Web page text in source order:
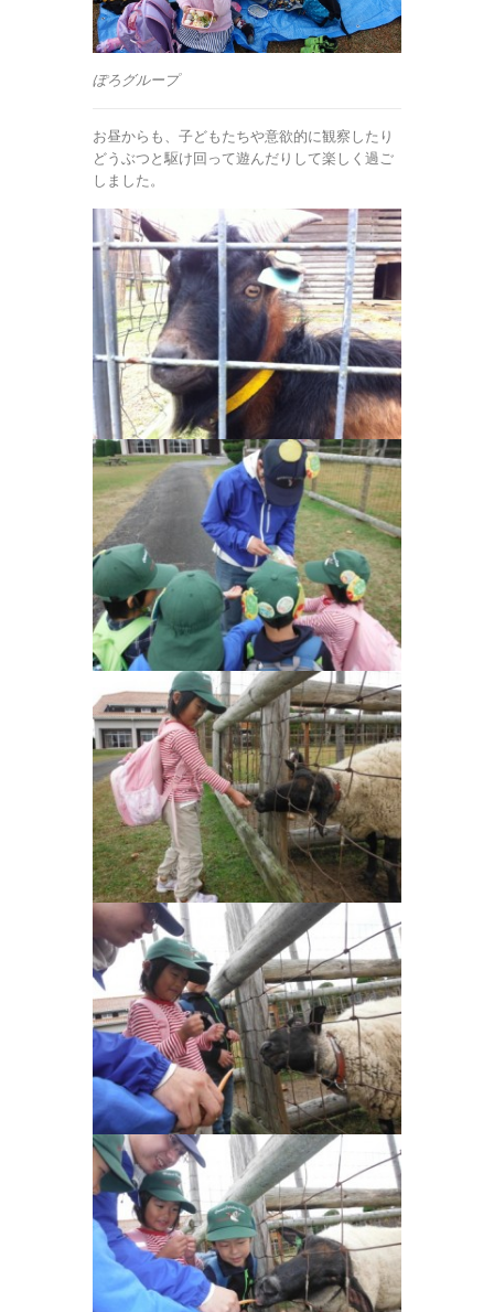
ぽろグループ
お昼からも、子どもたちや意欲的に観察したり
どうぶつと駆け回って遊んだりして楽しく過ご
しました。